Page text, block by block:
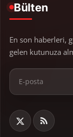
Bülten
En son haberleri,
gelen kutunuza